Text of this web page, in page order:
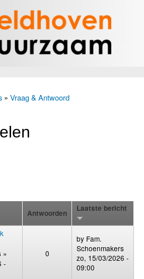
naar
inhoud
» Vraag & Antwoord
Antwoorden
Laatste bericht
»
-
0
by Fam.
Schoenmakers
zo, 15/03/2026 -
09:00